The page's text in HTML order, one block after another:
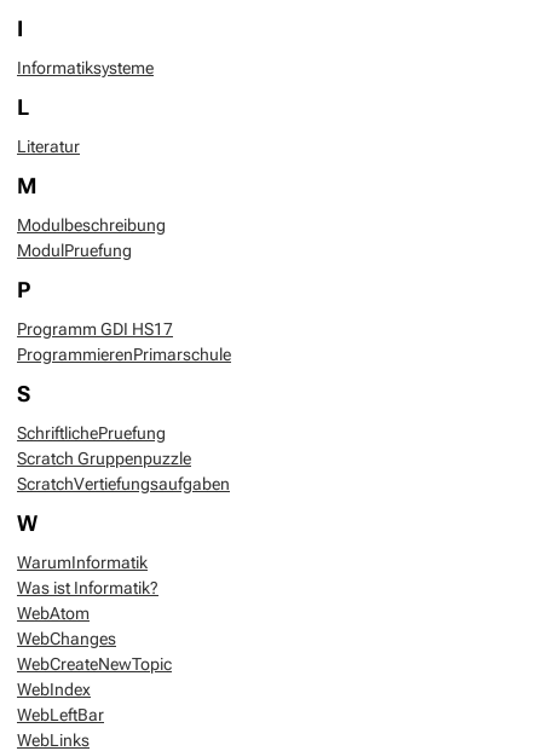
I
Informatiksysteme
L
Literatur
M
Modulbeschreibung
ModulPruefung
P
Programm GDI HS17
ProgrammierenPrimarschule
S
SchriftlichePruefung
Scratch Gruppenpuzzle
ScratchVertiefungsaufgaben
W
WarumInformatik
Was ist Informatik?
WebAtom
WebChanges
WebCreateNewTopic
WebIndex
WebLeftBar
WebLinks